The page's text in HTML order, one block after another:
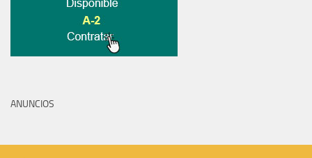
ANUNCIOS